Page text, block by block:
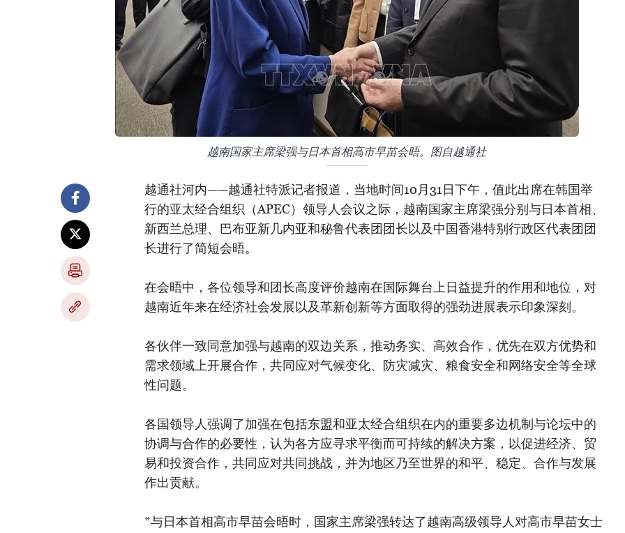
越南国家主席梁强与日本首相高市早苗会晤。图自越通社
越通社河内——越通社特派记者报道，当地时间10月31日下午，值此出席在韩国举
行的亚太经合组织（APEC）领导人会议之际，越南国家主席梁强分别与日本首相、
新西兰总理、巴布亚新几内亚和秘鲁代表团团长以及中国香港特别行政区代表团团
长进行了简短会晤。
在会晤中，各位领导和团长高度评价越南在国际舞台上日益提升的作用和地位，对
越南近年来在经济社会发展以及革新创新等方面取得的强劲进展表示印象深刻。
各伙伴一致同意加强与越南的双边关系，推动务实、高效合作，优先在双方优势和
需求领域上开展合作，共同应对气候变化、防灾减灾、粮食安全和网络安全等全球
性问题。
各国领导人强调了加强在包括东盟和亚太经合组织在内的重要多边机制与论坛中的
协调与合作的必要性，认为各方应寻求平衡而可持续的解决方案，以促进经济、贸
易和投资合作，共同应对共同挑战，并为地区乃至世界的和平、稳定、合作与发展
作出贡献。
*与日本首相高市早苗会晤时，国家主席梁强转达了越南高级领导人对高市早苗女士